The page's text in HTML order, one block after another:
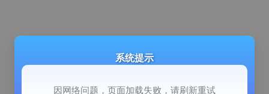
系统提示
因网络问题，页面加载失败，请刷新重试